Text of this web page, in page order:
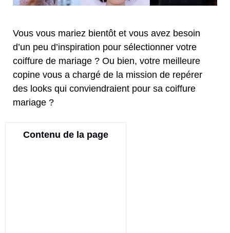
Vous vous mariez bientôt et vous avez besoin
d’un peu d’inspiration pour sélectionner votre
coiffure de mariage ? Ou bien, votre meilleure
copine vous a chargé de la mission de repérer
des looks qui conviendraient pour sa coiffure
mariage ?
Contenu de la page